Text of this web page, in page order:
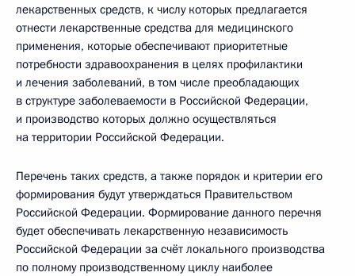
лекарственных средств, к числу которых предлагается
отнести лекарственные средства для медицинского
применения, которые обеспечивают приоритетные
потребности здравоохранения в целях профилактики
и лечения заболеваний, в том числе преобладающих
в структуре заболеваемости в Российской Федерации,
и производство которых должно осуществляться
на территории Российской Федерации.
Перечень таких средств, а также порядок и критерии его
формирования будут утверждаться Правительством
Российской Федерации. Формирование данного перечня
будет обеспечивать лекарственную независимость
Российской Федерации за счёт локального производства
по полному производственному циклу наиболее